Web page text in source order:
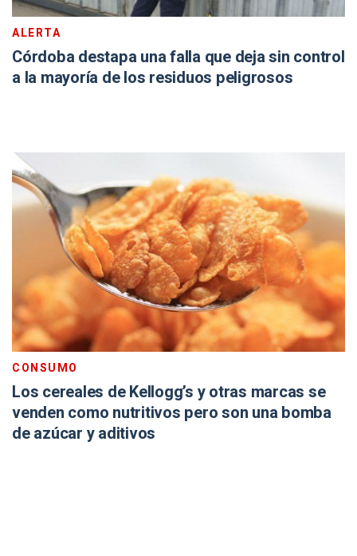
ALERTA
Córdoba destapa una falla que deja sin control
a la mayoría de los residuos peligrosos
CONSUMO
Los cereales de Kellogg’s y otras marcas se
venden como nutritivos pero son una bomba
de azúcar y aditivos